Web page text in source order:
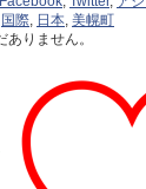
国際, 日本, 美幌町
ありません。